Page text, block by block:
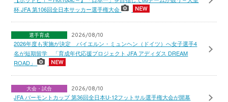
杯 JFA 第106回全日本サッカー選手権大会
選手育成 2026/08/10
2026年度も実施が決定 バイエルン・ミュンヘン（ドイツ）へ女子選手4
名が短期留学 「育成年代応援プロジェクト JFA アディダス DREAM
ROAD」
大会・試合 2026/08/10
JFA バーモントカップ 第36回全日本U-12フットサル選手権大会が開幕